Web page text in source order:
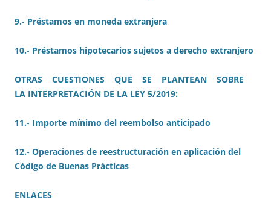
9.- Préstamos en moneda extranjera
10.- Préstamos hipotecarios sujetos a derecho extranjero
OTRAS CUESTIONES QUE SE PLANTEAN SOBRE
LA INTERPRETACIÓN DE LA LEY 5/2019:
11.- Importe mínimo del reembolso anticipado
12.- Operaciones de reestructuración en aplicación del
Código de Buenas Prácticas
ENLACES